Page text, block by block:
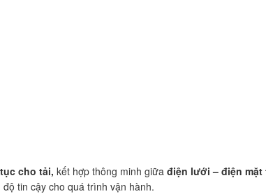
cho tải, kết hợp thông minh giữa điện lưới – điện
tin cậy cho quá trình vận hành.